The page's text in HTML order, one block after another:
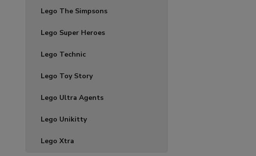
Lego The Simpsons
Lego Super Heroes
Lego Technic
Lego Toy Story
Lego Ultra Agents
Lego Unikitty
Lego Xtra